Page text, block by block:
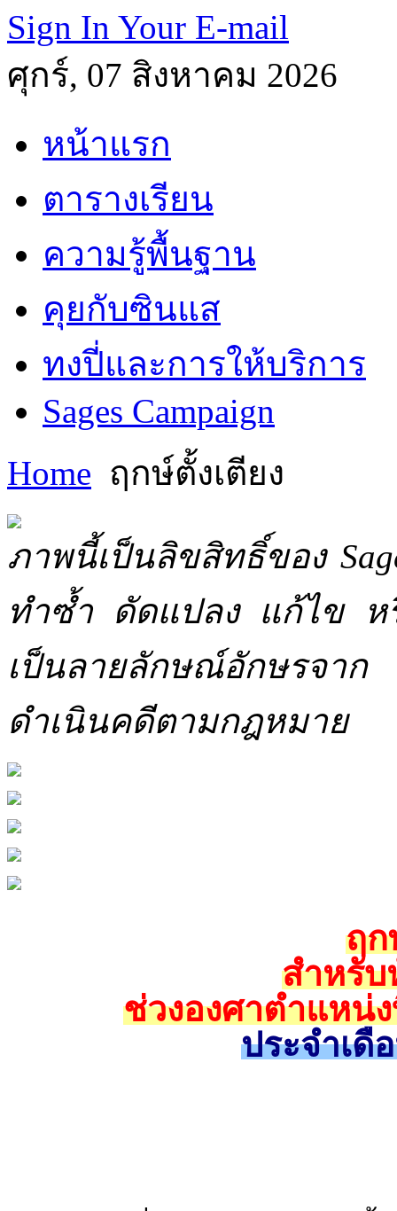
Sign In Your E-mail
ศุกร์, 07 สิงหาคม 2026
หน้าแรก
ตารางเรียน
ความรู้พื้นฐาน
คุยกับซินแส
ทงปี่และการให้บริการ
Sages Campaign
Home ฤกษ์ตั้งเตียง
ภาพนี้เป็นลิขสิทธิ์ของ
ทำซ้ำ ดัดแปลง แก้ไข ห
เป็นลายลักษณ์อักษรจาก
ดำเนินคดีตามกฎหมาย
ฤก
สำหรับ
ช่วงองศาตำแหน่ง
ประจำเดื